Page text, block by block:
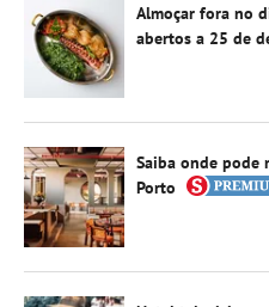
Almoçar fora no
abertos a 25 de
Saiba onde pode
Porto